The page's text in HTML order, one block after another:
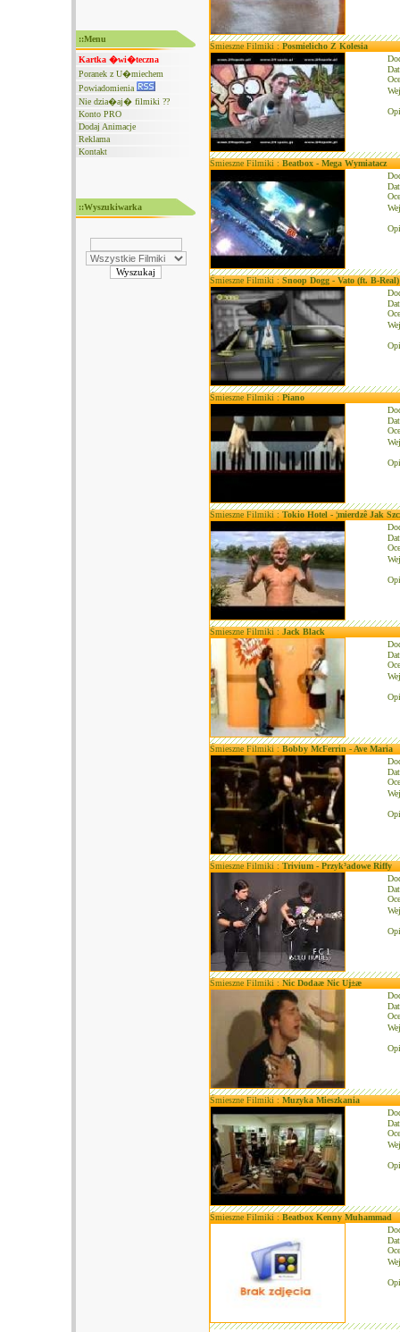
::Menu
Kartka �wi�teczna
Poranek z U�miechem
Powiadomienia
Nie dzia�aj� filmiki ??
Konto PRO
Dodaj Animacje
Reklama
Kontakt
::Wyszukiwarka
Śmieszne Filmiki :Posmielicho Z Kolesia
Śmieszne Filmiki :Beatbox - Mega Wymiatacz
Śmieszne Filmiki :Snoop Dogg - Vato (ft. B-Real)
Śmieszne Filmiki :Piano
Śmieszne Filmiki :Tokio Hotel - ¦mierdzê Jak
Śmieszne Filmiki :Jack Black
Śmieszne Filmiki :Bobby McFerrin - Ave Maria
Śmieszne Filmiki :Trivium - Przyk³adowe Riffy
Śmieszne Filmiki :Nic Dodaæ Nic Uj±æ
Śmieszne Filmiki :Muzyka Mieszkania
Śmieszne Filmiki :Beatbox Kenny Muhammad